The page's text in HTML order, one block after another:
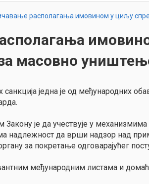
располагања имовином у циљу
масовно
једна је од међународних
је да учествује у
надлежност да врши надзор над
за покретање одговарајућег
међународним листама и